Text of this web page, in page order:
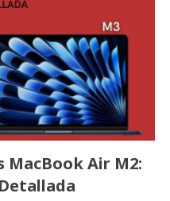
MacBook Air M2: